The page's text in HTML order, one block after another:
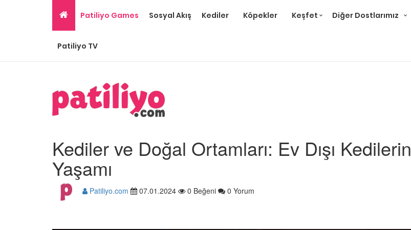
Patiliyo Games Sosyal Akış Kediler Köpekler Keşfet Diğer Dostlarımız
Patiliyo TV
Kediler ve Doğal Ortamları: Ev Dışı Kedilerin
Yaşamı
Patiliyo.com 07.01.2024 0 Beğeni 0 Yorum